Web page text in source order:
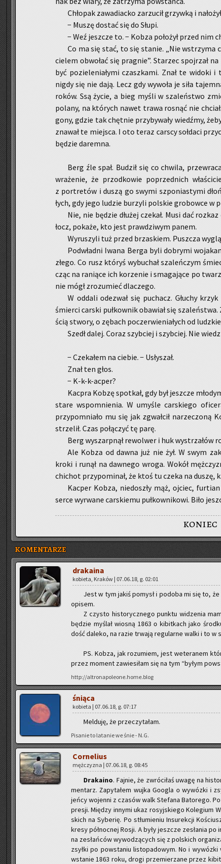
Chło­pak za­wa­diac­ko za­rzu­cił grzyw­ką i
− Muszę do­stać się do Słupi.
− Weź jesz­cze to. − Kobza po­ło­żył przed nim
Co ma się stać, to się sta­nie. „Nie
cie­lem ob­wo­łać się pra­gnie”. Sta­rzec spoj­rzał
być po­zie­le­nia­ły­mi czasz­ka­mi. Znał te wi­do­ki
nigdy się nie dają. Lecz gdy wy­wo­ła je siła
ro­ków. Ssą życie, a bieg myśli w sza­leń­stwo
po­la­ny, na któ­rych nawet trawa ro­snąć nie
go­ny, gdzie tak chęt­nie przy­by­wa­ły wiedź­my,
zna­wał te miej­sca. I oto teraz car­scy soł­da­ci
bę­dzie da­rem­na.
Berg źle spał. Bu­dził się co chwi­la,
wra­że­nie, że przod­ko­wie po­przed­nich
z por­tre­tów i duszą go swymi szpo­nia­sty­mi
łych, gdy jego lu­dzie bu­rzy­li pol­skie gro­bow­ce w
Nie, nie bę­dzie dłu­żej cze­kał. Musi dać
łocz, po­ka­że, kto jest praw­dzi­wym panem.
Wy­ru­szy­li tuż przed brza­skiem. Pusz­cza
Pod­wład­ni Iwana Berga byli do­bry­mi
złego. Co rusz któ­ryś wy­bu­chał sza­leń­czym
cząc na ra­nią­ce ich ko­rze­nie i sma­ga­ją­ce po
nie mógł zro­zu­mieć dla­cze­go.
W od­da­li ode­zwał się pu­chacz. Głu­chy
śmier­ci car­ski puł­kow­nik oba­wiał się
ścią stwo­ry, o zę­bach po­czer­wie­nia­łych od
Szedł dalej. Coraz szyb­ciej i szyb­ciej. Nie
− Cze­ka­łem na cie­bie. − Usły­szał.
Znał ten głos.
− K-k-k-ac­per?
Kac­pra Kobzę spo­tkał, gdy był jesz­cze
stare wspo­mnie­nia. W umy­śle car­skie­go
przy­po­mnia­ło mu się jak zgwał­cił
strze­lił. Czas po­łą­czyć tę parę.
Berg wy­szarp­nął re­wol­wer i huk wy­strza­łów
Ale Kobza od dawna już nie żył. W swym
kroki i runął na daw­ne­go wroga. Wokół
chi­chot przy­po­mi­nał, że ktoś tu czeka na duszę,
Kac­per Kobza, nie­do­szły mąż, oj­ciec,
serce wy­rwa­ne car­skie­mu puł­kow­ni­ko­wi. Biło
koniec
KOMENTARZE
dra­ka­ina
ko­bie­ta, Kra­ków | 07.06.18, g. 02:01
Jest w tym jakiś po­mysł i po­do­ba mi się to,
opi­sem.
Z czy­sto hi­sto­rycz­ne­go punk­tu wi­dze­nia
bę­dzie my­ślał wio­sną 1863 o ki­bit­kach jako
dość da­le­ko, na razie trwa­ją re­gu­lar­ne walki i to w
PS. Kobza, jak ro­zu­miem, jest we­te­ra­nem
przez mo­ment za­wie­si­łam się na tym “byłym
http://altronapoleone.home.blog
śnią­ca
ko­bie­ta | 07.06.18, g. 07:17
Mel­du­ję, że prze­czy­ta­łam.
Pi­sa­nie to la­ta­nie we śnie - N.G.
Cor­ne­lius
męż­czy­zna | 07.06.18, g. 08:45
Dra­ka­ino. Faj­nie, że zwró­ci­łaś uwagę na
men­tarz. Za­py­ta­łem wujka Go­ogla o wy­wóz­ki i
jeńcy wo­jen­ni z cza­sów walk Ste­fa­na Ba­to­re­go.
pre­sji. Mię­dzy in­ny­mi ukaz ro­syj­skie­go Ko­le­gium
skich na Sy­be­rię. Po stłu­mie­niu In­su­rek­cji
kre­sy pół­noc­nej Rosji. A były jesz­cze ze­sła­nia
na ze­słań­ców wy­wo­dzą­cych się z pol­skich
zsył­ki po po­wsta­niu li­sto­pa­do­wym. No i
wsta­nie 1863 roku, drogi prze­mie­rza­ne przez